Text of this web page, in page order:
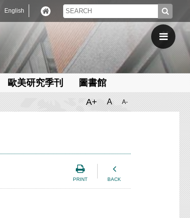
English
歐美研究季刊 圖書館
A+ A A-
PRINT BACK